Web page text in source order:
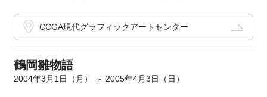
CCGA現代グラフィックアートセンター
鶴岡雛物語
2004年3月1日（月） ～ 2005年4月3日（日）